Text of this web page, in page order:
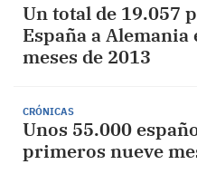
Un total de 19.057
España a
meses de 2013
CRÓNICAS
Unos 55.000
primeros nueve